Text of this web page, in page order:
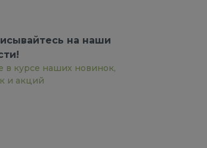
на наши
в курсе наших новинок,
и акций